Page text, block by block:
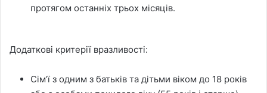
протягом останніх трьох місяців.
Додаткові критерії вразливості:
Сім’ї з одним з батьків та дітьми віком до 18 років